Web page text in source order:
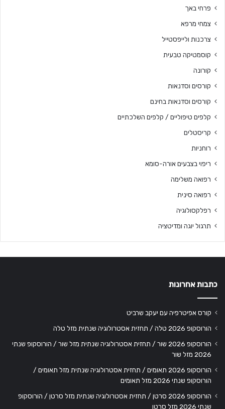
פרחי באך
צמחי מרפא
צרכנות ולייפסטייל
קוסמטיקה טבעית
קורונה
קורסים וסדנאות
קורסים וסדנאות בחינם
קלפים טיפוליים / קלפים השלכתיים
קריסטלים
רוחניות
ריפוי בצבעים אורה-סומא
רפואה משלימה
רפואה סינית
רפלקסולוגיה
תרגול יוגה ומדיטציה
כתבות אחרונות
קורס אפיטרפיה עם יעקב שרביט
הורוסקופ 2026 טלה / תחזית אסטרולוגיה שנתית מזל טלה
הורוסקופ 2026 שור / תחזית אסטרולוגיה שנתית מזל שור / הורוסקופ שנתי
2026 מזל שור
הורוסקופ 2026 תאומים / תחזית אסטרולוגיה שנתית מזל תאומים /
הורוסקופ שנתי 2026 מזל תאומים
הורוסקופ 2026 סרטן / תחזית אסטרולוגיה שנתית מזל סרטן / הורוסקופ
שנתי 2026 מזל סרטן